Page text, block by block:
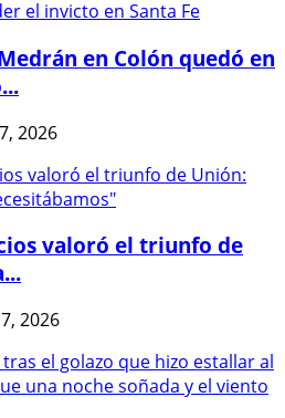
en Colón quedó en
2026
valoró el triunfo de
2026